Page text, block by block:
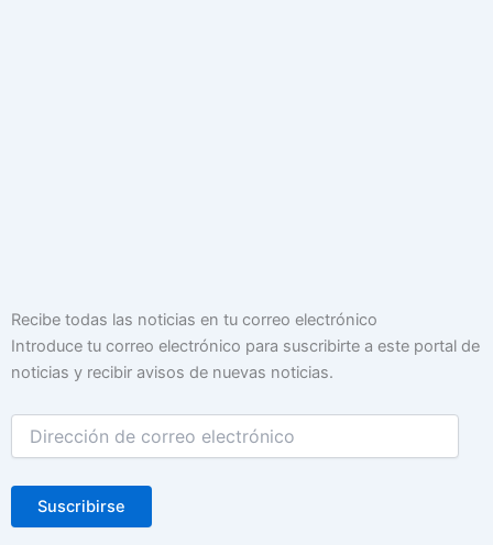
Recibe todas las noticias en tu correo electrónico
Introduce tu correo electrónico para suscribirte a este portal de
noticias y recibir avisos de nuevas noticias.
Dirección
de
electrónico
Suscribirse